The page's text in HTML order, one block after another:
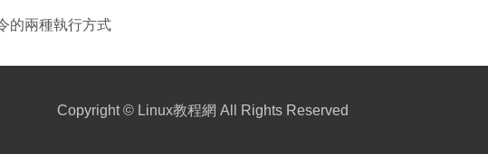
的兩種執行方式
Copyright © Linux教程網 All Rights Reserved